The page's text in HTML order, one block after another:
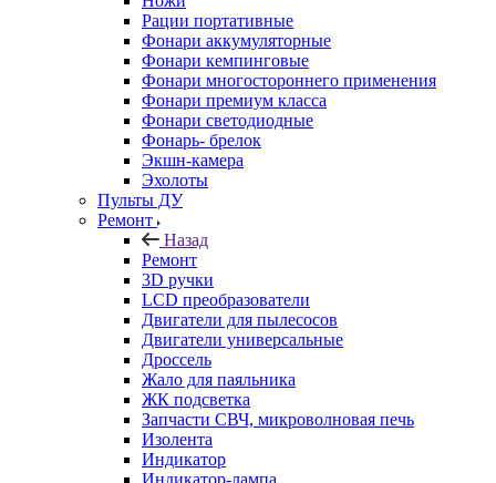
Рации портативные
Фонари аккумуляторные
Фонари кемпинговые
Фонари многостороннего применения
Фонари премиум класса
Фонари светодиодные
Фонарь- брелок
Экшн-камера
Эхолоты
Пульты ДУ
Ремонт
Назад
Ремонт
3D ручки
LCD преобразователи
Двигатели для пылесосов
Двигатели универсальные
Дроссель
Жало для паяльника
ЖК подсветка
Запчасти СВЧ, микроволновая печь
Изолента
Индикатор
Индикатор-лампа